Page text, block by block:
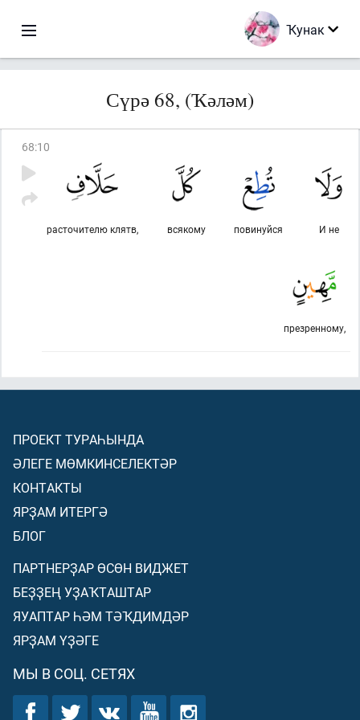
Ҡунак
Сүрә 68, (Ҡәләм)
68:10
И не
повинуйся
всякому
расточителю клятв,
презренному,
ПРОЕКТ ТУРАҺЫНДА
ӘЛЕГЕ МӨМКИНСЕЛЕКТӘР
КОНТАКТЫ
ЯРҘАМ ИТЕРГӘ
БЛОГ
ПАРТНЕРҘАР ӨСӨН ВИДЖЕТ
БЕҘҘЕҢ УҘАҠТАШТАР
ЯУАПТАР ҺӘМ ТӘҠДИМДӘР
ЯРҘАМ ҮҘӘГЕ
МЫ В СОЦ. СЕТЯХ